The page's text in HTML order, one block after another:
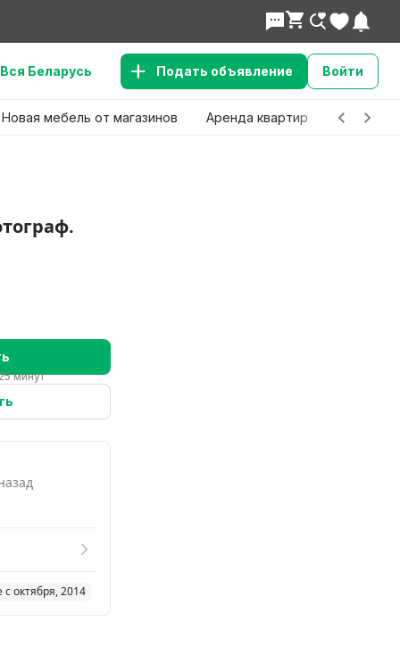
Вся Беларусь Подать объявление Войти
Новая мебель от магазинов Аренда квартир Детские
минут
октября, 2014